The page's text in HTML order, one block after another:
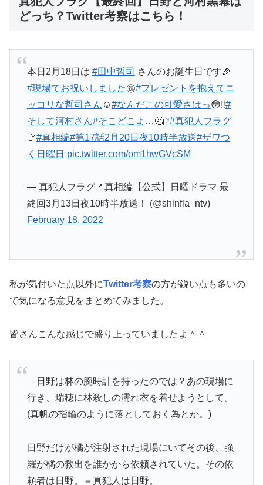
どっち？Twitter考察はこちら！
本日2月18日は #田中哲司 さんのお誕生日です🎉
#現場でお祝いしました㊗️#プレゼントを抱えてニ
ッコリな哲司さん ☺️#なんだこの可愛さはっ😳‼️#
そして河村さん#そこどこよ …🤔❔#真犯人フラグ
🚩#真相編#第17話2月20日夜10時半放送#ザワつ
く日曜日 pic.twitter.com/om1hwGVcSM
— 真犯人フラグ🚩真相編【公式】日曜ドラマ 最
終回3月13日夜10時半放送！ (@shinfla_ntv)
February 18, 2022
私が気付いた点以外にTwitter考察の方が鋭い点も多いの
で気になる意見をまとめてみました。
皆さんこんな感じで盛り上っていましたよ＾＾
日野は林の腕時計を持ったのでは？あの現場に
行き、瑞穂に林殺しの濡れ衣を着せようとして。
(真帆の指輪のように落としておく為とか。)
日野だけが橘が注射された現場にいてその後、強
羅が橘の救出を誰かから依頼されていた。その依
頼者は 日野。＝真犯人は 日野。